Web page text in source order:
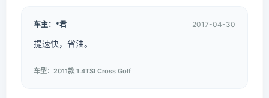
车主：*君 2017-04-30
提速快，省油。
车型：2011款 1.4TSI Cross Golf